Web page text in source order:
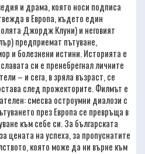
и драма, която носи подписа
в Европа, където един
Джордж Клуни) и неговият
предприемат пътуване,
и болезнени истини. Историята е
си е пренебрегнал личните
– и сега, в зряла възраст, се
след прожекторите. Филмът е
смесва остроумни диалози с
през Европа се превръща в
към себе си. За българската
цената на успеха, за пропуснатите
която може да ни върне към